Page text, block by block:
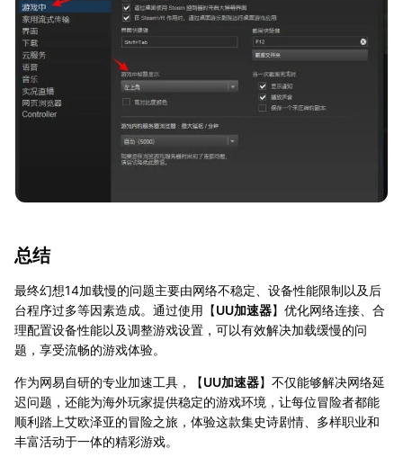
总结
最终幻想14加载慢的问题主要由网络不稳定、设备性能限制以及后
台程序过多等因素造成。通过使用【UU加速器】优化网络连接、合
理配置设备性能以及调整游戏设置，可以有效解决加载缓慢的问
题，享受流畅的游戏体验。
作为网易自研的专业加速工具，【UU加速器】不仅能够解决网络延
迟问题，还能为海外玩家提供稳定的游戏环境，让每位冒险者都能
顺利踏上艾欧泽亚的冒险之旅，体验这款集史诗剧情、多样职业和
丰富活动于一体的精彩游戏。